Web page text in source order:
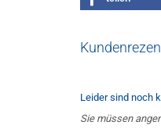
Leider sind noch
Sie müssen